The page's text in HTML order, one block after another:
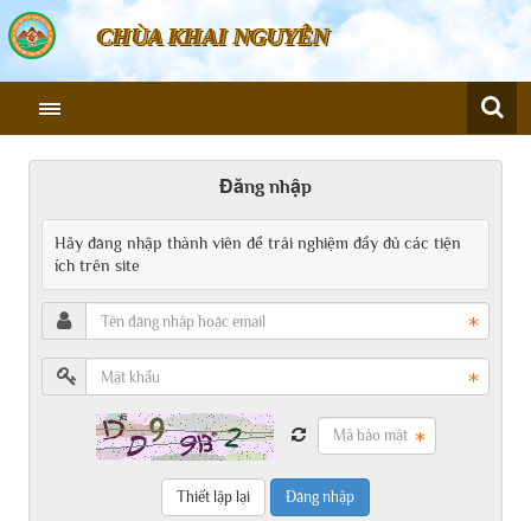
CHÙA KHAI NGUYÊN
Đăng nhập
Hãy đăng nhập thành viên để trải nghiệm đầy đủ các tiện
ích trên site
Đăng nhập